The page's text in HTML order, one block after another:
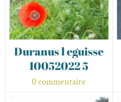
Duranus l eguisse
10052022 5
0 commentaire